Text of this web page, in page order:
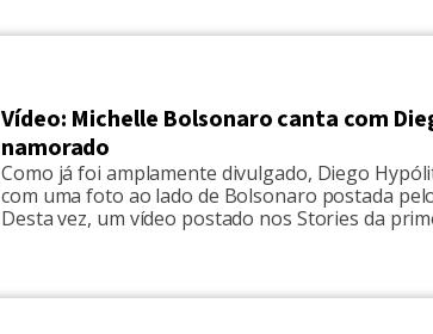
Vídeo: Michelle Bolsonaro canta com
namorado
Como já foi amplamente divulgado, Diego
com uma foto ao lado de Bolsonaro postada
Desta vez, um vídeo postado nos Stories da